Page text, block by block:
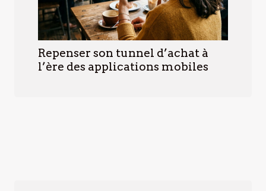
Repenser son tunnel d’achat à
l’ère des applications mobiles